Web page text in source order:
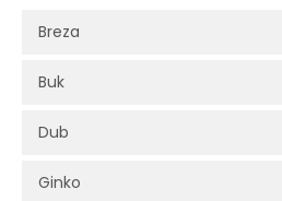
Breza
Buk
Dub
Ginko